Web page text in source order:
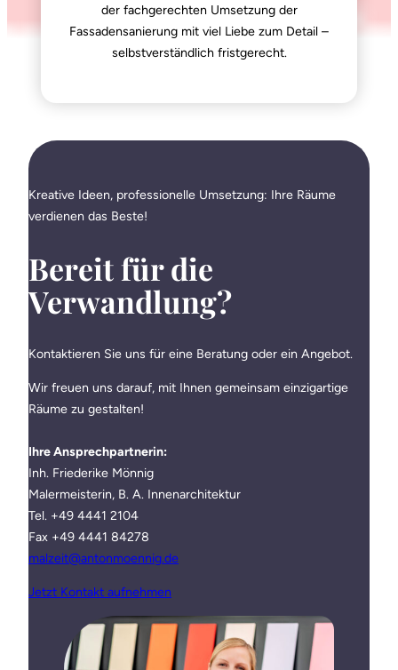
der fachgerechten Umsetzung der
Fassadensanierung mit viel Liebe zum Detail –
selbstverständlich fristgerecht.
Kreative Ideen, professionelle Umsetzung: Ihre Räume
verdienen das Beste!
Bereit für die
Verwandlung?
Kontaktieren Sie uns für eine Beratung oder ein Angebot.
Wir freuen uns darauf, mit Ihnen gemeinsam einzigartige
Räume zu gestalten!
Ihre Ansprechpartnerin:
Inh. Friederike Mönnig
Malermeisterin, B. A. Innenarchitektur
Tel. +49 4441 2104
Fax +49 4441 84278
malzeit@antonmoennig.de
Jetzt Kontakt aufnehmen